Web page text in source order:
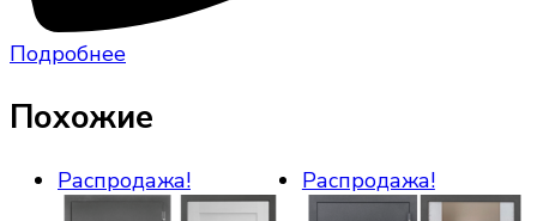
Подробнее
Похожие
Распродажа! Распродажа!